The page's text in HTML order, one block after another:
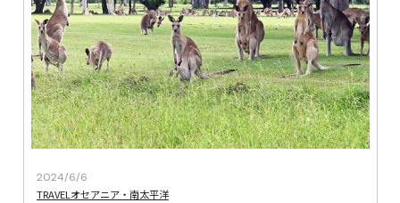
2024/6/6
TRAVELオセアニア・南太平洋